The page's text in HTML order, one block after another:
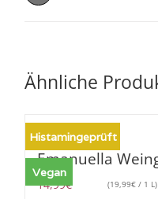
Ähnliche
Histamingeprüft
Vegan
Emanuella
14,99€ (19,99€ / 1 L)